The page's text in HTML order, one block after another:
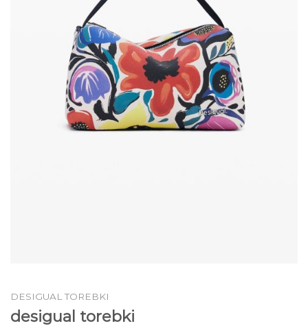
DESIGUAL TOREBKI
desigual torebki